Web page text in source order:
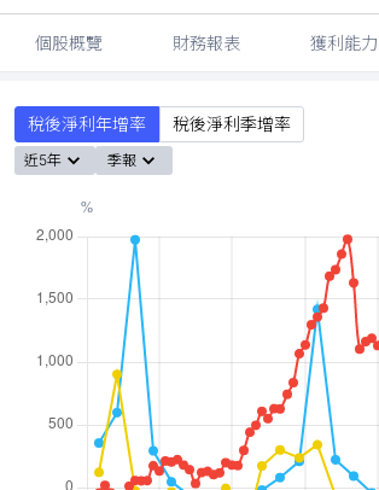
個股概覽 財務報表 獲利能力
稅後淨利年增率 稅後淨利季增率
近5年 季報